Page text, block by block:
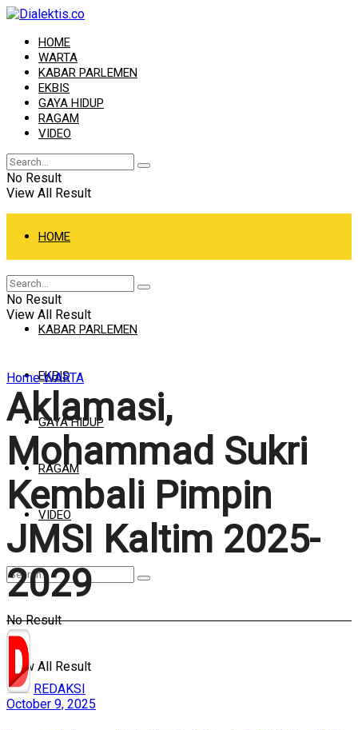
HOME
WARTA
KABAR PARLEMEN
EKBIS
GAYA HIDUP
RAGAM
VIDEO
No Result
View All Result
HOME
WARTA
KABAR PARLEMEN
EKBIS
GAYA HIDUP
RAGAM
VIDEO
No Result
View All Result
No Result
View All Result
Home WARTA
Aklamasi,
Mohammad Sukri
Kembali Pimpin
JMSI Kaltim 2025-
2029
REDAKSI
October 9, 2025